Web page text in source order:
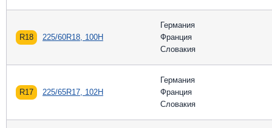
R18 225/60R18, 100H
Германия
Франция
Словакия
R17 225/65R17, 102H
Германия
Франция
Словакия